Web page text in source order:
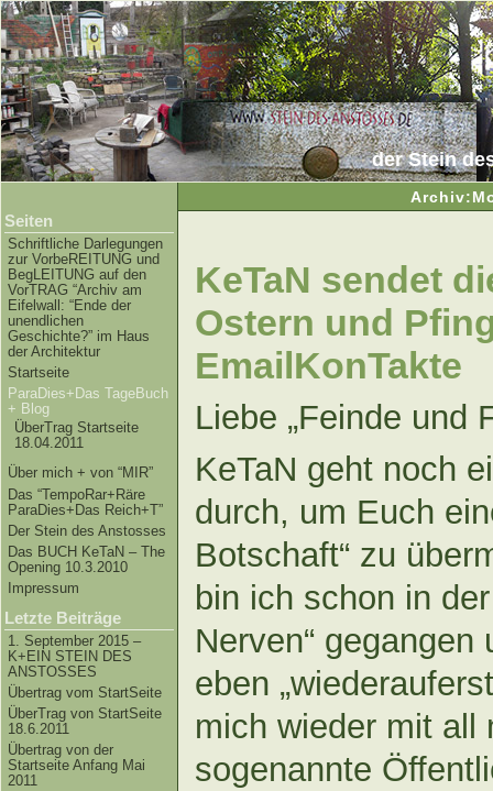
der Stein
Seiten
Schriftliche Darlegungen
zur VorbeREITUNG und
BegLEITUNG auf den
VorTRAG “Archiv am
Eifelwall: “Ende der
unendlichen
Geschichte?” im Haus
der Architektur
Startseite
ParaDies+Das TageBuch
+ Blog
ÜberTrag Startseite
18.04.2011
Über mich + von “MIR”
Das “TempoRar+Räre
ParaDies+Das Reich+T”
Der Stein des Anstosses
Das BUCH KeTaN – The
Opening 10.3.2010
Impressum
Letzte Beiträge
1. September 2015 –
K+EIN STEIN DES
ANSTOSSES
Übertrag vom StartSeite
ÜberTrag von StartSeite
18.6.2011
Übertrag von der
Startseite Anfang Mai
2011
KeTaN sendet
Ostern und
EmailKonTakte
Liebe „Feinde und
KeTaN geht noch
durch, um Euch
Botschaft“ zu
bin ich schon in
Nerven“ gegangen
eben
mich wieder mit all
sogenannte